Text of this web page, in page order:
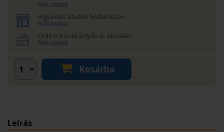
Részletek
Ingyenes átvétel boltunkban
Részletek
Online bankkártyával, átutalás
Részletek
Kosárba
Leírás